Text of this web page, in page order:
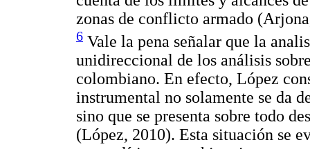
zonas de conflicto armado
6 Vale la pena señalar que la
unidireccional de los análisis
colombiano. En efecto, López
instrumental no solamente se da
sino que se presenta sobre todo
(López, 2010). Esta situación se